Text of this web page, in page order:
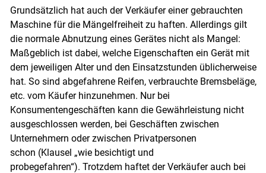
Grundsätzlich hat auch der Verkäufer einer gebrauchten
Maschine für die Mängelfreiheit zu haften. Allerdings gilt
die normale Abnutzung eines Gerätes nicht als Mangel:
Maßgeblich ist dabei, welche Eigenschaften ein Gerät mit
dem jeweiligen Alter und den Einsatzstunden üblicherweise
hat. So sind abgefahrene Reifen, verbrauchte Bremsbeläge,
etc. vom Käufer hinzunehmen. Nur bei
Konsumentengeschäften kann die Gewährleistung nicht
ausgeschlossen werden, bei Geschäften zwischen
Unternehmern oder zwischen Privatpersonen
schon (Klausel „wie besichtigt und
probegefahren“). Trotzdem haftet der Verkäufer auch bei